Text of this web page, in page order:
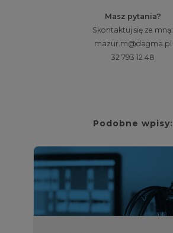
Masz pytania?
Skontaktuj się ze mną:
mazur.m@dagma.pl
32 793 12 48
Podobne wpisy: